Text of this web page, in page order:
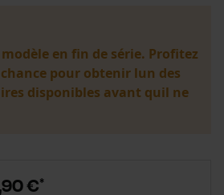
en fin de série. Profitez
pour obtenir lun des
disponibles avant quil ne
€*